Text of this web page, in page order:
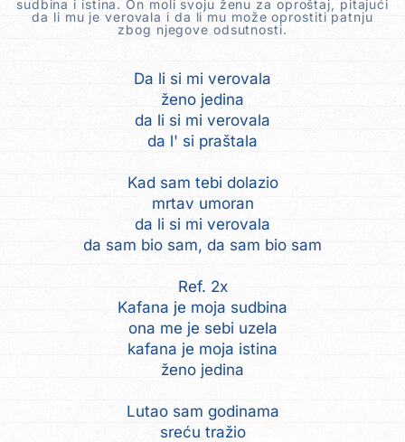
sudbina i istina. On moli svoju ženu za oproštaj, pitajući
da li mu je verovala i da li mu može oprostiti patnju
zbog njegove odsutnosti.
Da li si mi verovala
ženo jedina
da li si mi verovala
da l' si praštala
Kad sam tebi dolazio
mrtav umoran
da li si mi verovala
da sam bio sam, da sam bio sam
Ref. 2x
Kafana je moja sudbina
ona me je sebi uzela
kafana je moja istina
ženo jedina
Lutao sam godinama
sreću tražio